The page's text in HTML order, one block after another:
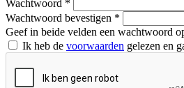
Wachtwoord *
Wachtwoord bevestigen *
Geef in beide velden een wachtwoord
Ik heb de voorwaarden gelezen en